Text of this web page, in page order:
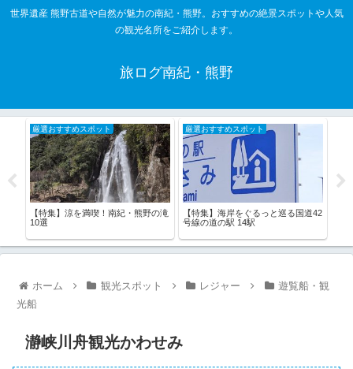
世界遺産 熊野古道や自然が魅力の南紀・熊野。おすすめの絶景スポットや人気
の観光名所をご紹介します。
旅ログ南紀・熊野
厳選おすすめスポット
【特集】涼を満喫！南紀・熊野の滝
10選
厳選おすすめスポット
【特集】海岸をぐるっと巡る国道42
号線の道の駅 14駅
ホーム 観光スポット レジャー
遊覧船・観
光船
瀞峡川舟観光かわせみ